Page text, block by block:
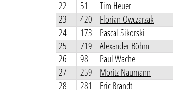
22
51 Tim Heuer
23
420 Florian Owczarzak
24
173 Pascal Sikorski
25
719 Alexander Böhm
26
98 Paul Wache
27
259 Moritz Naumann
28
281 Eric Brandt